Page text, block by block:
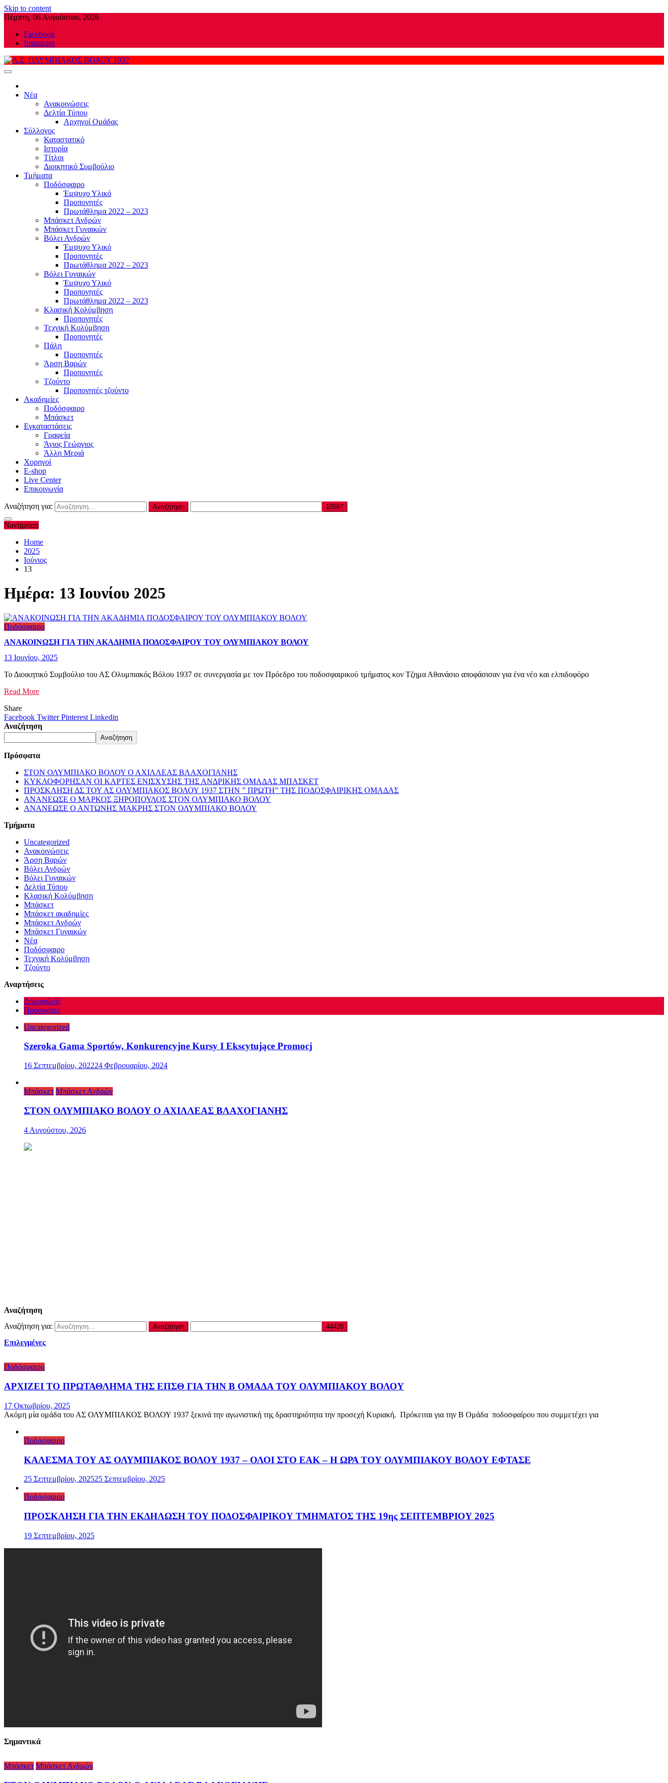
Skip to content
Πέμπτη, 06 Αυγούστου, 2026
Facebook
Instagram
Νέα
Ανακοινώσεις
Δελτία Τύπου
Αρχηγοί Ομάδας
Σύλλογος
Καταστατικό
Ιστορία
Τίτλοι
Διοικητικό Συμβούλιο
Τμήματα
Ποδόσφαιρο
Έμψυχο Υλικό
Προπονητές
Πρωτάθλημα 2022 – 2023
Μπάσκετ Ανδρών
Μπάσκετ Γυναικών
Βόλει Ανδρών
Έμψυχο Υλικό
Προπονητές
Πρωτάθλημα 2022 – 2023
Βόλει Γυναικών
Έμψυχο Υλικό
Προπονητές
Πρωτάθλημα 2022 – 2023
Κλασική Κολύμβηση
Προπονητές
Τεχνική Κολύμβηση
Προπονητές
Πάλη
Προπονητές
Άρση Βαρών
Προπονητές
Τζούντο
Προπονητές τζούντο
Ακαδημίες
Ποδόσφαιρο
Μπάσκετ
Εγκαταστάσεις
Γραφεία
Άγιος Γεώργιος
Άλλη Μεριά
Χορηγοί
E-shop
Live Center
Επικοινωνία
Αναζήτηση για:
Navigation
Home
2025
Ιούνιος
13
Ημέρα: 13 Ιουνίου 2025
Ποδόσφαιρο
ΑΝΑΚΟΙΝΩΣΗ ΓΙΑ ΤΗΝ ΑΚΑΔΗΜΙΑ ΠΟΔΟΣΦΑΙΡΟΥ ΤΟΥ ΟΛΥΜΠΙΑΚΟΥ ΒΟΛΟΥ
13 Ιουνίου, 2025
Το Διοικητικό Συμβούλιο του ΑΣ Ολυμπιακός Βόλου 1937 σε συνεργασία με τον Πρόεδρο του ποδοσφαιρικού τμήματος κον Τζημα Αθανάσιο αποφάσισαν για ένα νέο και ελπιδοφόρο
Read More
Share
Facebook TwitterPinterestLinkedin
Αναζήτηση
Αναζήτηση
Πρόσφατα
ΣΤΟΝ ΟΛΥΜΠΙΑΚΟ ΒΟΛΟΥ Ο ΑΧΙΛΛΕΑΣ ΒΛΑΧΟΓΙΑΝΗΣ
ΚΥΚΛΟΦΟΡΗΣΑΝ ΟΙ ΚΑΡΤΕΣ ΕΝΙΣΧΥΣΗΣ ΤΗΣ ΑΝΔΡΙΚΗΣ ΟΜΑΔΑΣ ΜΠΑΣΚΕΤ
ΠΡΟΣΚΛΗΣΗ ΔΣ ΤΟΥ ΑΣ ΟΛΥΜΠΙΑΚΟΣ ΒΟΛΟΥ 1937 ΣΤΗΝ ” ΠΡΩΤΗ” ΤΗΣ ΠΟΔΟΣΦΑΙΡΙΚΗΣ ΟΜΑΔΑΣ
ΑΝΑΝΕΩΣΕ Ο ΜΑΡΚΟΣ ΞΗΡΟΠΟΥΛΟΣ ΣΤΟΝ ΟΛΥΜΠΙΑΚΟ ΒΟΛΟΥ
ΑΝΑΝΕΩΣΕ Ο ΑΝΤΩΝΗΣ ΜΑΚΡΗΣ ΣΤΟΝ ΟΛΥΜΠΙΑΚΟ ΒΟΛΟΥ
Τμήματα
Uncategorized
Ανακοινώσεις
Άρση Βαρών
Βόλει Ανδρών
Βόλει Γυναικών
Δελτία Τύπου
Κλασική Κολύμβηση
Μπάσκετ
Μπάσκετ ακαδημίες
Μπάσκετ Ανδρών
Μπάσκετ Γυναικών
Νέα
Ποδόσφαιρο
Τεχνική Κολύμβηση
Τζούντο
Αναρτήσεις
Δημοφιλείς
Πρόσφατες
Uncategorized
Szeroka Gama Sportów, Konkurencyjne Kursy I Ekscytujące Promocj
16 Σεπτεμβρίου, 202224 Φεβρουαρίου, 2024
Μπάσκετ Μπάσκετ Ανδρών
ΣΤΟΝ ΟΛΥΜΠΙΑΚΟ ΒΟΛΟΥ Ο ΑΧΙΛΛΕΑΣ ΒΛΑΧΟΓΙΑΝΗΣ
4 Αυγούστου, 2026
Αναζήτηση
Αναζήτηση για:
Επιλεγμένες
Ποδόσφαιρο
ΑΡΧΙΖΕΙ ΤΟ ΠΡΩΤΑΘΛΗΜΑ ΤΗΣ ΕΠΣΘ ΓΙΑ ΤΗΝ Β ΟΜΑΔΑ ΤΟΥ ΟΛΥΜΠΙΑΚΟΥ ΒΟΛΟΥ
17 Οκτωβρίου, 2025
Ακόμη μία ομάδα του ΑΣ ΟΛΥΜΠΙΑΚΟΣ ΒΟΛΟΥ 1937 ξεκινά την αγωνιστική της δραστηριότητα την προσεχή Κυριακή. Πρόκειται για την Β Ομάδα ποδοσφαίρου που συμμετέχει για
Ποδόσφαιρο
ΚΑΛΕΣΜΑ ΤΟΥ ΑΣ ΟΛΥΜΠΙΑΚΟΣ ΒΟΛΟΥ 1937 – ΟΛΟΙ ΣΤΟ ΕΑΚ – Η ΩΡΑ ΤΟΥ ΟΛΥΜΠΙΑΚΟΥ ΒΟΛΟΥ ΕΦΤΑΣΕ
25 Σεπτεμβρίου, 202525 Σεπτεμβρίου, 2025
Ποδόσφαιρο
ΠΡΟΣΚΛΗΣΗ ΓΙΑ ΤΗΝ ΕΚΔΗΛΩΣΗ ΤΟΥ ΠΟΔΟΣΦΑΙΡΙΚΟΥ ΤΜΗΜΑΤΟΣ ΤΗΣ 19ης ΣΕΠΤΕΜΒΡΙΟΥ 2025
19 Σεπτεμβρίου, 2025
Σημαντικά
Μπάσκετ Μπάσκετ Ανδρών